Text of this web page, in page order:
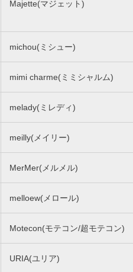
Majette(マジェット)
michou(ミシュー)
mimi charme(ミミシャルム)
melady(ミレディ)
meilly(メイリー)
MerMer(メルメル)
melloew(メロール)
Motecon(モテコン/超モテコン)
URIA(ユリア)